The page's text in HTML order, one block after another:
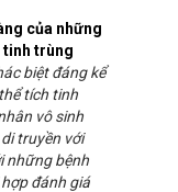
của những
tinh trùng
biệt đáng kể
tích tinh
vô sinh
truyền với
những bệnh
đánh giá